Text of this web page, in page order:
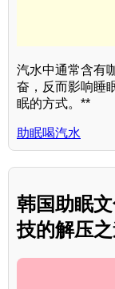
汽水中通常含有
奋，反而影响睡
眠的方式。**
助眠喝汽水
韩国助眠
技的解压